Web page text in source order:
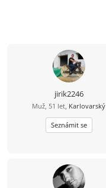
jirik2246
Muž, 51 let, Karlovarský
Seznámit se